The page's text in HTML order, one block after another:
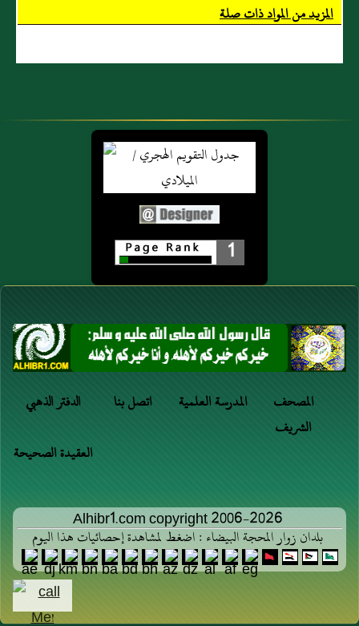
المزيد من المواد ذات صلة
1
الدفتر الذهبي اتصل بنا المدرسة العلمية
المصحف
الشريف
العقيدة الصحيحة
Alhibr1.com copyright 2006-2026
بلدان زوار المحجة البيضاء : اضغط لمشاهدة إحصائيات هذا اليوم